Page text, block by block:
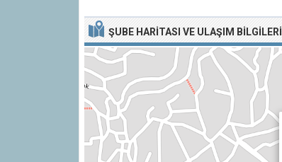
ŞUBE HARITASI VE ULAŞIM BILGILERI